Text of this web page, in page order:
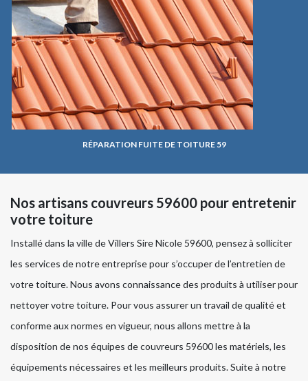
RÉPARATION FUITE DE TOITURE 59
Nos artisans couvreurs 59600 pour entretenir
votre toiture
Installé dans la ville de Villers Sire Nicole 59600, pensez à solliciter
les services de notre entreprise pour s’occuper de l’entretien de
votre toiture. Nous avons connaissance des produits à utiliser pour
nettoyer votre toiture. Pour vous assurer un travail de qualité et
conforme aux normes en vigueur, nous allons mettre à la
disposition de nos équipes de couvreurs 59600 les matériels, les
équipements nécessaires et les meilleurs produits. Suite à notre